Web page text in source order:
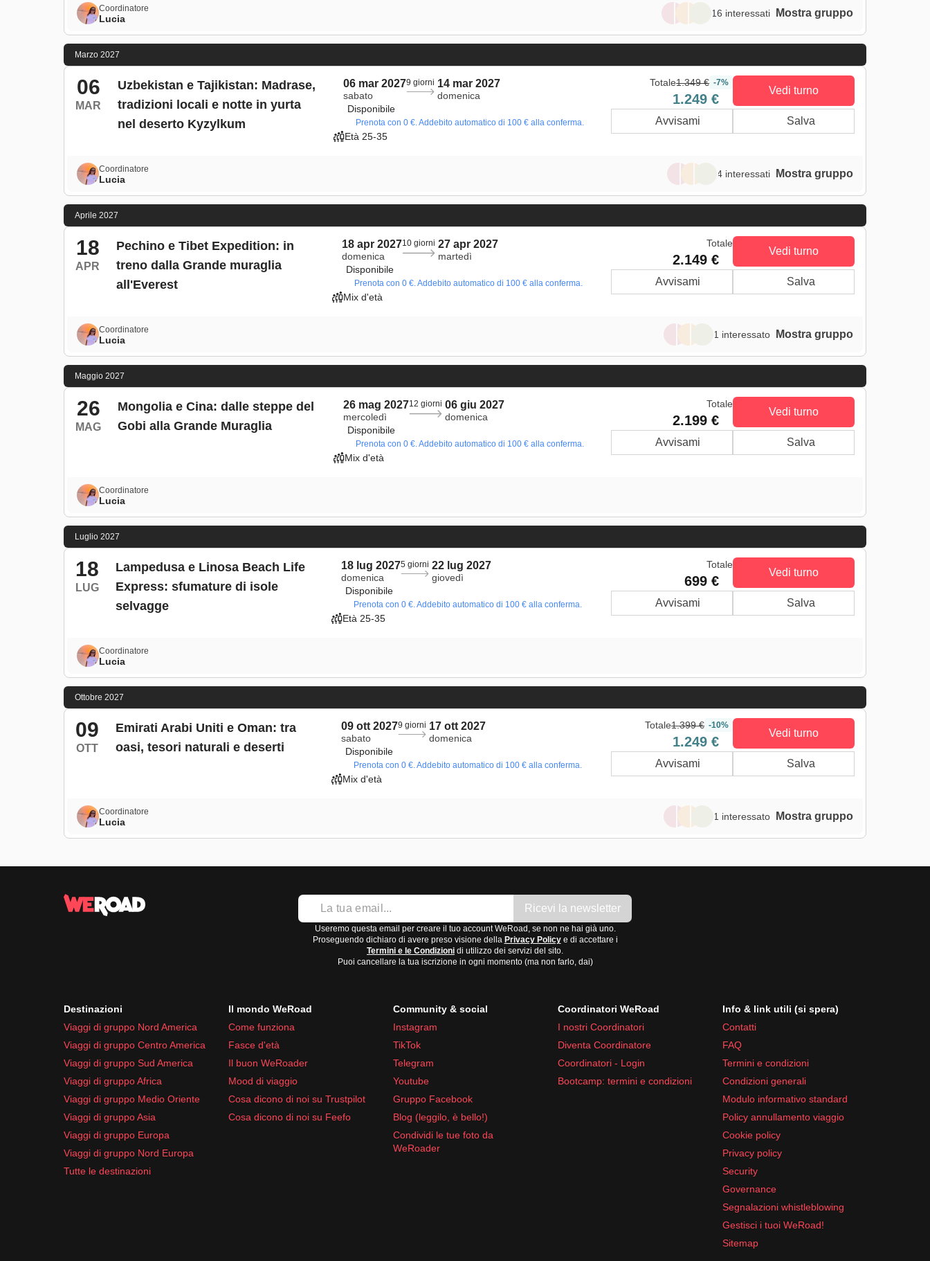
Coordinatore
Lucia 16 interessati Mostra gruppo
Marzo 2027
06
MAR
Uzbekistan e Tajikistan: Madrase,
tradizioni locali e notte in yurta
nel deserto Kyzylkum
06 mar 2027
sabato
9 giorni 14 mar 2027
domenica
Disponibile
Prenota con 0 €. Addebito automatico di 100 € alla conferma.
Età 25-35
Totale1.349 € -7%
1.249 €
Vedi turno
Avvisami Salva
Coordinatore
Lucia 4 interessati Mostra gruppo
Aprile 2027
18
APR
Pechino e Tibet Expedition: in
treno dalla Grande muraglia
all'Everest
18 apr 2027
domenica
10 giorni 27 apr 2027
martedì
Disponibile
Prenota con 0 €. Addebito automatico di 100 € alla conferma.
Mix d'età
Totale
2.149 €
Vedi turno
Avvisami Salva
Coordinatore
Lucia 1 interessato Mostra gruppo
Maggio 2027
26
MAG
Mongolia e Cina: dalle steppe del
Gobi alla Grande Muraglia
26 mag 2027
mercoledì
12 giorni 06 giu 2027
domenica
Disponibile
Prenota con 0 €. Addebito automatico di 100 € alla conferma.
Mix d'età
Totale
2.199 €
Vedi turno
Avvisami Salva
Coordinatore
Lucia
Luglio 2027
18
LUG
Lampedusa e Linosa Beach Life
Express: sfumature di isole
selvagge
18 lug 2027
domenica
5 giorni 22 lug 2027
giovedì
Disponibile
Prenota con 0 €. Addebito automatico di 100 € alla conferma.
Età 25-35
Totale
699 €
Vedi turno
Avvisami Salva
Coordinatore
Lucia
Ottobre 2027
09
OTT
Emirati Arabi Uniti e Oman: tra
oasi, tesori naturali e deserti
09 ott 2027
sabato
9 giorni 17 ott 2027
domenica
Disponibile
Prenota con 0 €. Addebito automatico di 100 € alla conferma.
Mix d'età
Totale1.399 € -10%
1.249 €
Vedi turno
Avvisami Salva
Coordinatore
Lucia 1 interessato Mostra gruppo
Ricevi la newsletter
Useremo questa email per creare il tuo account WeRoad, se non ne hai già uno.
Proseguendo dichiaro di avere preso visione della Privacy Policye di accettare i
Termini e le Condizioni di utilizzo dei servizi del sito.
Puoi cancellare la tua iscrizione in ogni momento (ma non farlo, dai)
Destinazioni
Viaggi di gruppo Nord America
Viaggi di gruppo Centro America
Viaggi di gruppo Sud America
Viaggi di gruppo Africa
Viaggi di gruppo Medio Oriente
Viaggi di gruppo Asia
Viaggi di gruppo Europa
Viaggi di gruppo Nord Europa
Tutte le destinazioni
Il mondo WeRoad
Come funziona
Fasce d'età
Il buon WeRoader
Mood di viaggio
Cosa dicono di noi su Trustpilot
Cosa dicono di noi su Feefo
Community & social
Instagram
TikTok
Telegram
Youtube
Gruppo Facebook
Blog (leggilo, è bello!)
Condividi le tue foto da
WeRoader
Coordinatori WeRoad
I nostri Coordinatori
Diventa Coordinatore
Coordinatori - Login
Bootcamp: termini e condizioni
Info & link utili (si spera)
Contatti
FAQ
Termini e condizioni
Condizioni generali
Modulo informativo standard
Policy annullamento viaggio
Cookie policy
Privacy policy
Security
Governance
Segnalazioni whistleblowing
Gestisci i tuoi WeRoad!
Sitemap